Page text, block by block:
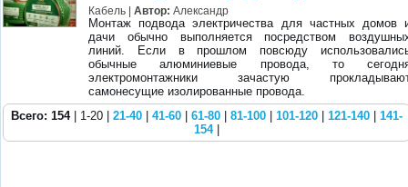
Кабель |Автор: Александр
Монтаж подвода электричества для частных домов
дачи обычно выполняется посредством
линий. Если в прошлом повсюду
обычные алюминиевые провода, то
электромонтажники зачастую
самонесущие изолированные провода.
Всего: 154| 1-20 | 21-40 41-60 61-80 81-100 101-120 121-140
141-
154|